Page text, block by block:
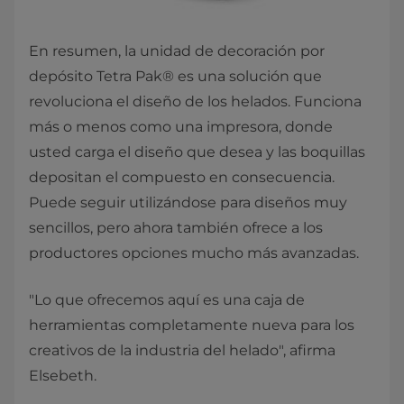
En resumen, la unidad de decoración por
depósito Tetra Pak® es una solución que
revoluciona el diseño de los helados. Funciona
más o menos como una impresora, donde
usted carga el diseño que desea y las boquillas
depositan el compuesto en consecuencia.
Puede seguir utilizándose para diseños muy
sencillos, pero ahora también ofrece a los
productores opciones mucho más avanzadas.
"Lo que ofrecemos aquí es una caja de
herramientas completamente nueva para los
creativos de la industria del helado", afirma
Elsebeth.